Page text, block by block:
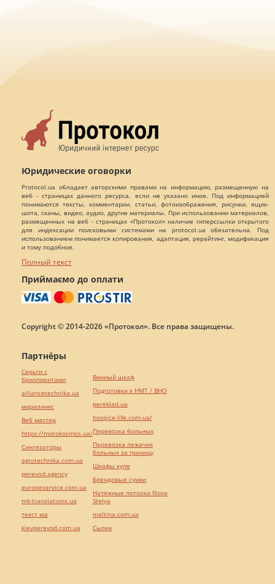
Юридические оговорки
Protocol.ua обладает авторскими правами на информацию, размещенную на
веб - страницах данного ресурса, если не указано иное. Под информацией
понимаются тексты, комментарии, статьи, фотоизображения, рисунки, ящик-
шота, сканы, видео, аудио, другие материалы. При использовании материалов,
размещенных на веб - страницах «Протокол» наличие гиперссылки открытого
для индексации поисковыми системами на protocol.ua обязательна. Под
использованием понимается копирования, адаптация, рерайтинг, модификация
и тому подобное.
Полный текст
Приймаємо до оплати
Copyright © 2014-2026 «Протокол». Все права защищены.
Партнёры
Серьги с
бриллиантами
alliancetechnika.ua
миралинкс
Веб мастер
https://motokosmos.ua/
Синтезаторы
agrotechnika.com.ua
perevod.agency
europeservice.com.ua
mk-translations.ua
текст юа
kievperevod.com.ua
Винный шкаф
Подготовка к НМТ / ВНО
pereklad.ua
hospice-life.com.ua/
Перевозка больных
Перевозка лежачих
больных за границу
Шкафы купе
Брендовые сумки
Натяжные потолки Nova
Stelya
maltina.com.ua
Cылки